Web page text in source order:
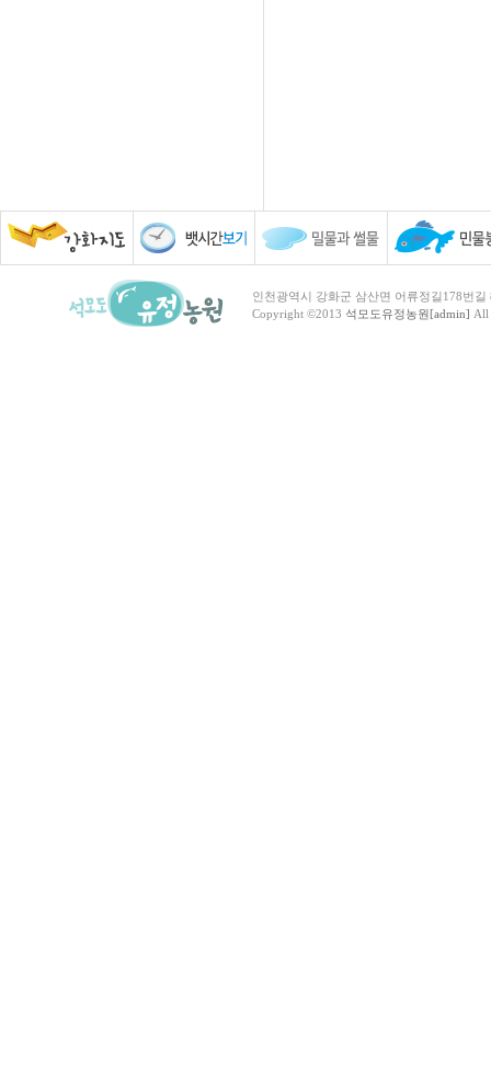
인천광역시 강화군 삼산면 어류정길178번
Copyright ©2013 석모도유정농원[admin] All